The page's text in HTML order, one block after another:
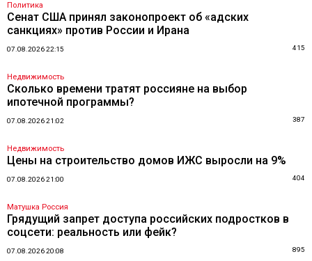
Политика
Сенат США принял законопроект об «адских
санкциях» против России и Ирана
07.08.2026 22:15 415
Недвижимость
Сколько времени тратят россияне на выбор
ипотечной программы?
07.08.2026 21:02 387
Недвижимость
Цены на строительство домов ИЖС выросли на 9%
07.08.2026 21:00 404
Матушка Россия
Грядущий запрет доступа российских подростков в
соцсети: реальность или фейк?
07.08.2026 20:08 895